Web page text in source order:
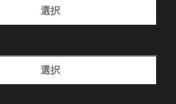
選択
選択